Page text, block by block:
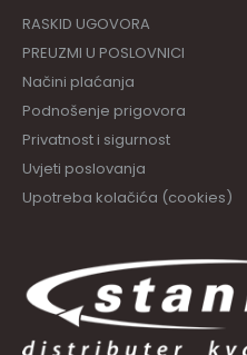
RASKID UGOVORA
PREUZMI U POSLOVNICI
Načini plaćanja
Podnošenje prigovora
Privatnost i sigurnost
Uvjeti poslovanja
Upotreba kolačića (cookies)